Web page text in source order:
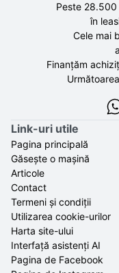
Peste 28.500
în
Cele mai
Finanțăm
Link-uri utile
Pagina principală
Găsește o mașină
Articole
Contact
Termeni și condiții
Utilizarea cookie-urilor
Harta site-ului
Interfață asistenți AI
Pagina de Facebook